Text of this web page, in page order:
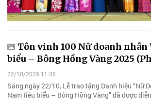
Tôn vinh 100 Nữ doanh nhân
biểu – Bông Hồng Vàng 2025
22/10/2025 11:35
Sáng ngày 22/10, Lễ trao tặng Danh hiệu “Nữ
Nam tiêu biểu – Bông Hồng Vàng” đã được